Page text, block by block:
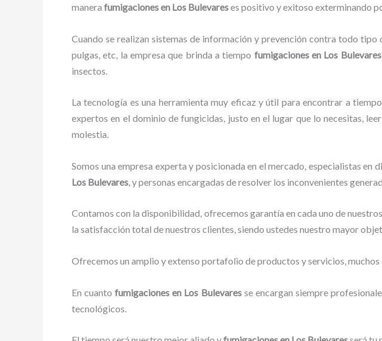
manera fumigacionesen Los Bulevareses positivo y exitoso exterminando
Cuando se realizan sistemas de información y prevención contra todo tipo
pulgas, etc, la empresa que brinda a tiempo fumigacionesen Los Bulevares
insectos.
La tecnología es una herramienta muy eficaz y útil para encontrar a
expertos en el dominio de fungicidas, justo en el lugar que lo necesitas,
molestia.
Somos una empresa experta y posicionada en el mercado, especialistas
Los Bulevares , y personas encargadas de resolver los inconvenientes
Contamos con la disponibilidad, ofrecemos garantía en cada uno de
la satisfacción total de nuestros clientes, siendo ustedes nuestro mayor
Ofrecemos un amplio y extenso portafolio de productos y servicios, muchos
En cuantofumigaciones en Los Bulevares se encargan siempre
tecnológicos.